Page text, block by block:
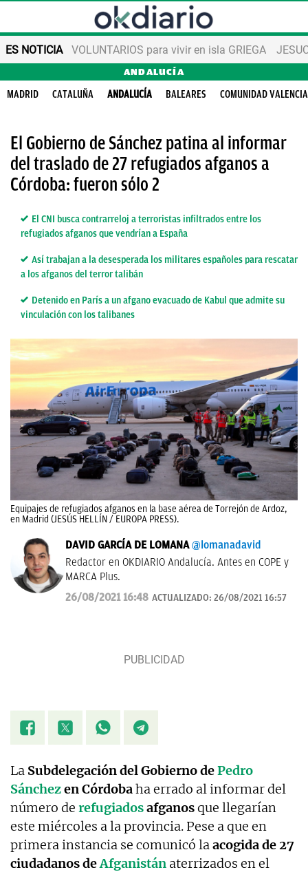
ES NOTICIA VOLUNTARIOS para vivir en isla GRIEGA
ANDALUCÍA
MADRID CATALUÑA ANDALUCÍA BALEARES COMUNIDAD
El Gobierno de Sánchez patina al informar
del traslado de 27 refugiados afganos a
Córdoba: fueron sólo 2
El CNI busca contrarreloj a terroristas infiltrados entre los
refugiados afganos que vendrían a España
Así trabajan a la desesperada los militares españoles para rescatar
a los afganos del terror talibán
Detenido en París a un afgano evacuado de Kabul que admite su
vinculación con los talibanes
Equipajes de refugiados afganos en la base aérea de Torrejón de Ardoz,
en Madrid (JESÚS HELLÍN / EUROPA PRESS).
DAVID GARCÍA DE LOMANA @lomanadavid
Redactor en OKDIARIO Andalucía. Antes en COPE y
MARCA Plus.
26/08/2021 16:48 ACTUALIZADO: 26/08/2021 16:57
La Subdelegación del Gobierno dePedro
Sánchezen Córdobaha errado al informar del
número de refugiadosafganosque llegarían
este miércoles a la provincia. Pese a que en
primera instancia se comunicó laacogida de 27
ciudadanos deAfganistán aterrizados en el